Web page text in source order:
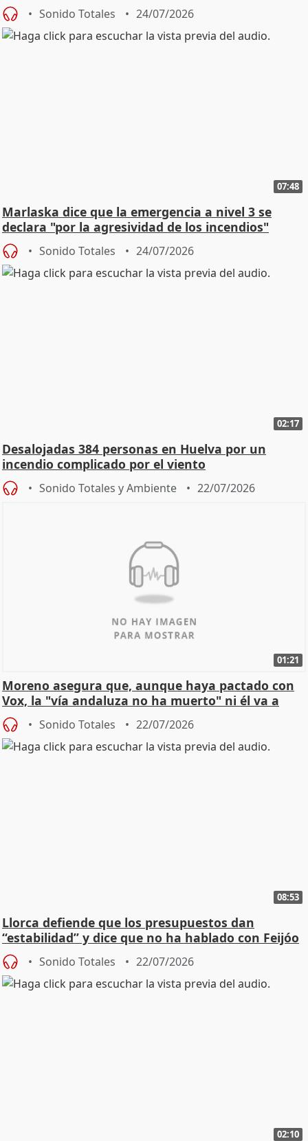
Sonido Totales 24/07/2026
07:48
Marlaska dice que la emergencia a nivel 3 se
declara "por la agresividad de los incendios"
Sonido Totales 24/07/2026
02:17
Desalojadas 384 personas en Huelva por un
incendio complicado por el viento
Sonido Totales y Ambiente 22/07/2026
01:21
Moreno asegura que, aunque haya pactado con
Vox, la "vía andaluza no ha muerto" ni él va a
"cambiar"
Sonido Totales 22/07/2026
08:53
Llorca defiende que los presupuestos dan
“estabilidad” y dice que no ha hablado con Feijóo
Sonido Totales 22/07/2026
02:10